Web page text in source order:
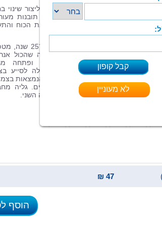
הספר הינו מדריך מעשי לכל מי שרוצה ליצור שינוי
בצעדים קטנים או מהפכים גדולים. עם תובנות
השראה וכלים פרקטיים, תוכלו למצוא את הכוח
לפעול, ולהפוך כל חלום למציאות.
גליה נתן אפשטיין היא עורכת דין
אנרגטית ומאמנת ילדים ונוער. כשהבינה שהכול
פנתה גליה לעולם ההילינג האנרגטי ופתחה
להתפתחות אישית ורוחנית, המאפשר לה לסייע
מעמיקה, מיטבית וקלילה, בעיקר לנשים הנמצאות
בחייהן להניע שינוי מבוקש ולהפיג כאבים. גליה
הספר "לגלות את עצמי מחדש". זהו ספרה השני.
47 ₪
הוסף